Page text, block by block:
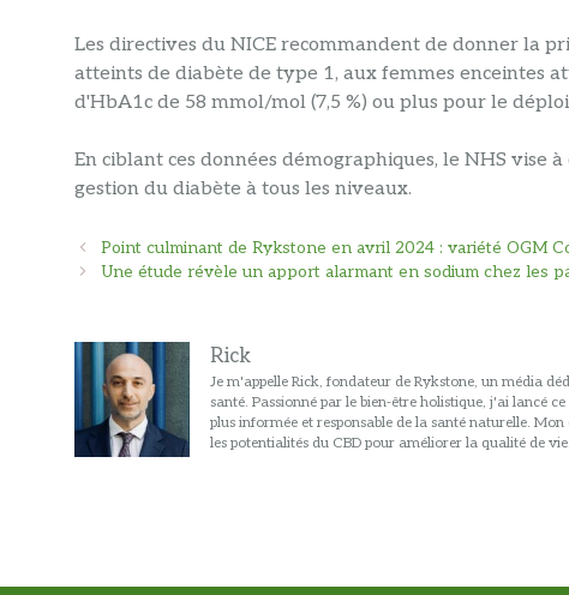
Les directives du NICE recommandent de donner la
atteints de diabète de type 1, aux femmes enceintes
d'HbA1c de 58 mmol/mol (7,5 %) ou plus pour le
En ciblant ces données démographiques, le NHS vise
gestion du diabète à tous les niveaux.
Navigation
des
Point culminant de Rykstone en avril 2024 : variété OGM
Une étude révèle un apport alarmant en sodium chez les
Rick
Je m'appelle Rick, fondateur de Rykstone, un média
santé. Passionné par le bien-être holistique, j'ai lancé
plus informée et responsable de la santé naturelle.
les potentialités du CBD pour améliorer la qualité de vie.